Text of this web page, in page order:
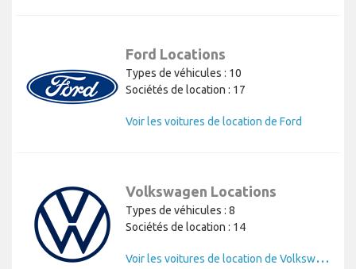
Ford Locations
Types de véhicules : 10
Sociétés de location : 17
Voir les voitures de location de Ford
Volkswagen Locations
Types de véhicules : 8
Sociétés de location : 14
V
oir les voitures de location de Volkswagen